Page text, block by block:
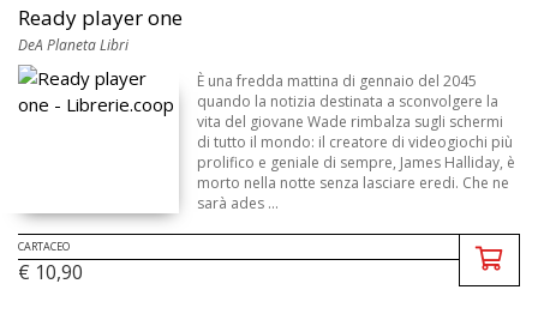
Ready player one
DeA Planeta Libri
È una fredda mattina di gennaio del 2045
quando la notizia destinata a sconvolgere la
vita del giovane Wade rimbalza sugli schermi
di tutto il mondo: il creatore di videogiochi più
prolifico e geniale di sempre, James Halliday, è
morto nella notte senza lasciare eredi. Che ne
sarà ades ...
CARTACEO
€ 10,90